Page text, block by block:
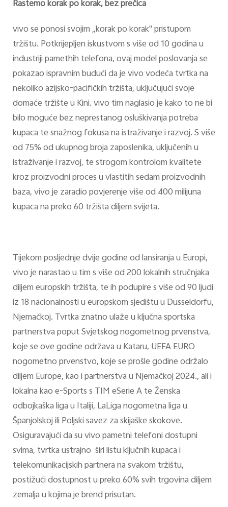
Rastemo korak po korak, bez prečica
vivo se ponosi svojim „korak po korak" pristupom
tržištu. Potkrijepljen iskustvom s više od 10 godina u
industriji pamethih telefona, ovaj model poslovanja se
pokazao ispravnim budući da je vivo vodeća tvrtka na
nekoliko azijsko-pacifičkih tržišta, uključujući svoje
domaće tržište u Kini. vivo tim naglasio je kako to ne bi
bilo moguće bez neprestanog osluškivanja potreba
kupaca te snažnog fokusa na istraživanje i razvoj. S više
od 75% od ukupnog broja zaposlenika, uključenih u
istraživanje i razvoj, te strogom kontrolom kvalitete
kroz proizvodni proces u vlastitih sedam proizvodnih
baza, vivo je zaradio povjerenje više od 400 milijuna
kupaca na preko 60 tržišta diljem svijeta.
Tijekom posljednje dvije godine od lansiranja u Europi,
vivo je narastao u tim s više od 200 lokalnih stručnjaka
diljem europskih tržišta, te ih podupire s više od 90 ljudi
iz 18 nacionalnosti u europskom sjedištu u Düsseldorfu,
Njemačkoj. Tvrtka znatno ulaže u ključna sportska
partnerstva poput Svjetskog nogometnog prvenstva,
koje se ove godine održava u Kataru, UEFA EURO
nogometno prvenstvo, koje se prošle godine održalo
diljem Europe, kao i partnerstva u Njemačkoj 2024., ali i
lokalna kao e-Sports s TIM eSerie A te Ženska
odbojkaška liga u Italiji, LaLiga nogometna liga u
Španjolskoj ili Poljski savez za skijaške skokove.
Osiguravajući da su vivo pametni telefoni dostupni
svima, tvrtka ustrajno širi listu ključnih kupaca i
telekomunikacijskih partnera na svakom tržištu,
postižući dostupnost u preko 60% svih trgovina diljem
zemalja u kojima je brend prisutan.